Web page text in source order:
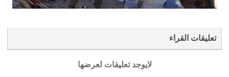
تعليقات القراء
لايوجد تعليقات لعرضها